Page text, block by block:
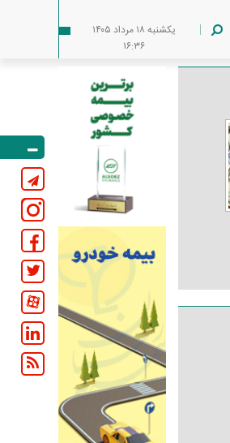
يکشنبه ۱۸ مرداد ۱۴۰۵
۱۶:۳۶